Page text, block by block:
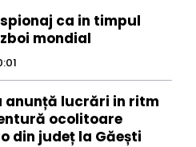
ca in timpul
mondial
anunță lucrări in ritm
ocolitoare
din județ la Găești